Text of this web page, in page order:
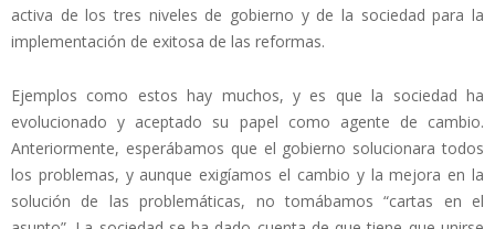
activa de los tres niveles de gobierno y de la sociedad para la
implementación de exitosa de las reformas.
Ejemplos como estos hay muchos, y es que la sociedad ha
evolucionado y aceptado su papel como agente de cambio.
Anteriormente, esperábamos que el gobierno solucionara todos
los problemas, y aunque exigíamos el cambio y la mejora en la
solución de las problemáticas, no tomábamos “cartas en el